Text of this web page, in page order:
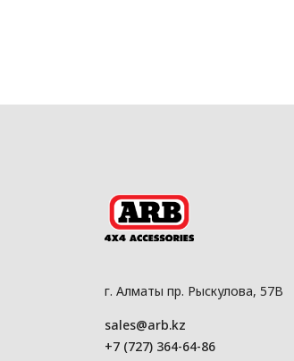
г. Алматы пр. Рыскулова, 57В
sales@arb.kz
+7 (727) 364-64-86